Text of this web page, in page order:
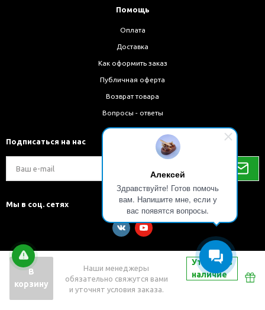
Алексей
Здравствуйте! Готов помочь
вам. Напишите мне, если у
вас появятся вопросы.
Уточнить
наличие
В
корзину
Наши менеджеры
обязательно свяжутся вами
и уточнят условия заказа.
Помощь
Оплата
Доставка
Как оформить заказ
Публичная оферта
Возврат товара
Вопросы - ответы
Подписаться на нас
Мы в соц. сетях
Разработка и внедрение решений на 1С-Битрикс